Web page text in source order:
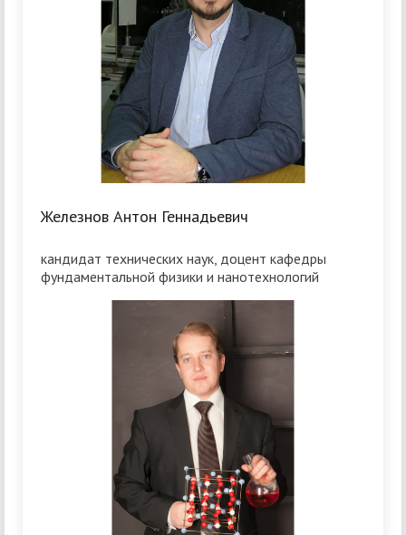
Железнов Антон Геннадьевич
кандидат технических наук, доцент кафедры
фундаментальной физики и нанотехнологий